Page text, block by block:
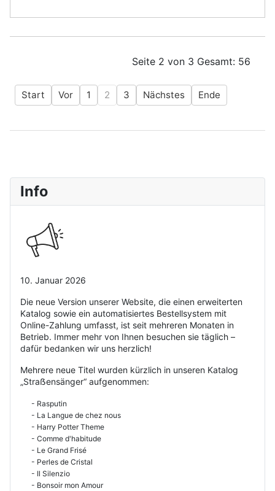
Info
10. Januar 2026
Die neue Version unserer Website, die einen erweiterten
Katalog sowie ein automatisiertes Bestellsystem mit
Online-Zahlung umfasst, ist seit mehreren Monaten in
Betrieb. Immer mehr von Ihnen besuchen sie täglich –
dafür bedanken wir uns herzlich!
Mehrere neue Titel wurden kürzlich in unseren Katalog
„Straẞensänger“ aufgenommen:
- Rasputin
- La Langue de chez nous
- Harry Potter Theme
- Comme d'habitude
- Le Grand Frisé
- Perles de Cristal
- Il Silenzio
- Bonsoir mon Amour
Seite 2 von 3 Gesamt: 56
Start Vor 1 2 3 Nächstes Ende